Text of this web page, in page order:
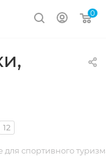
0
12
спортивного